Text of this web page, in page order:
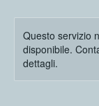
Questo servizio
disponibile.
dettagli.